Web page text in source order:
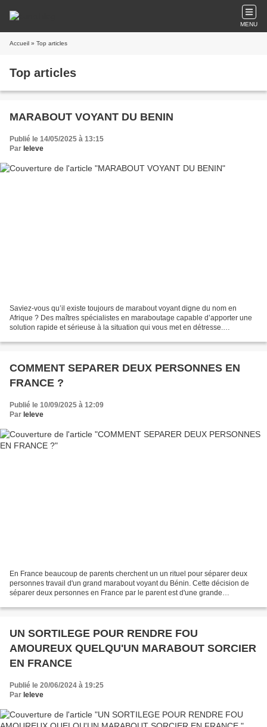
MENU
Accueil » Top articles
Top articles
MARABOUT VOYANT DU BENIN
Publié le 14/05/2025 à 13:15
Par leleve
Saviez-vous qu’il existe toujours de marabout voyant digne du nom en
Afrique ? Des maîtres spécialistes en maraboutage capable d’apporter une
solution rapide et sérieuse à la situation qui vous met en détresse.
COMMENT SEPARER DEUX PERSONNES EN
FRANCE ?
Publié le 10/09/2025 à 12:09
Par leleve
En France beaucoup de parents cherchent un un rituel pour séparer deux
personnes travail d'un grand marabout voyant du Bénin. Cette décision de
séparer deux personnes en France par le parent est d'une grande
UN SORTILEGE POUR RENDRE FOU
AMOUREUX QUELQU'UN MARABOUT SORCIER
EN FRANCE
Publié le 20/06/2024 à 19:25
Par leleve